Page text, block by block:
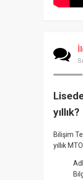
yıllık?
Bilişim
yıllık